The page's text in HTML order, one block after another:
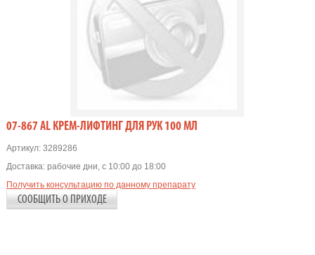
07-867 AL КРЕМ-ЛИФТИНГ ДЛЯ РУК 100 МЛ
Артикул:3289286
Доставка: рабочие дни, с 10:00 до 18:00
Получить консультацию по данному препарату
СООБЩИТЬ О ПРИХОДЕ